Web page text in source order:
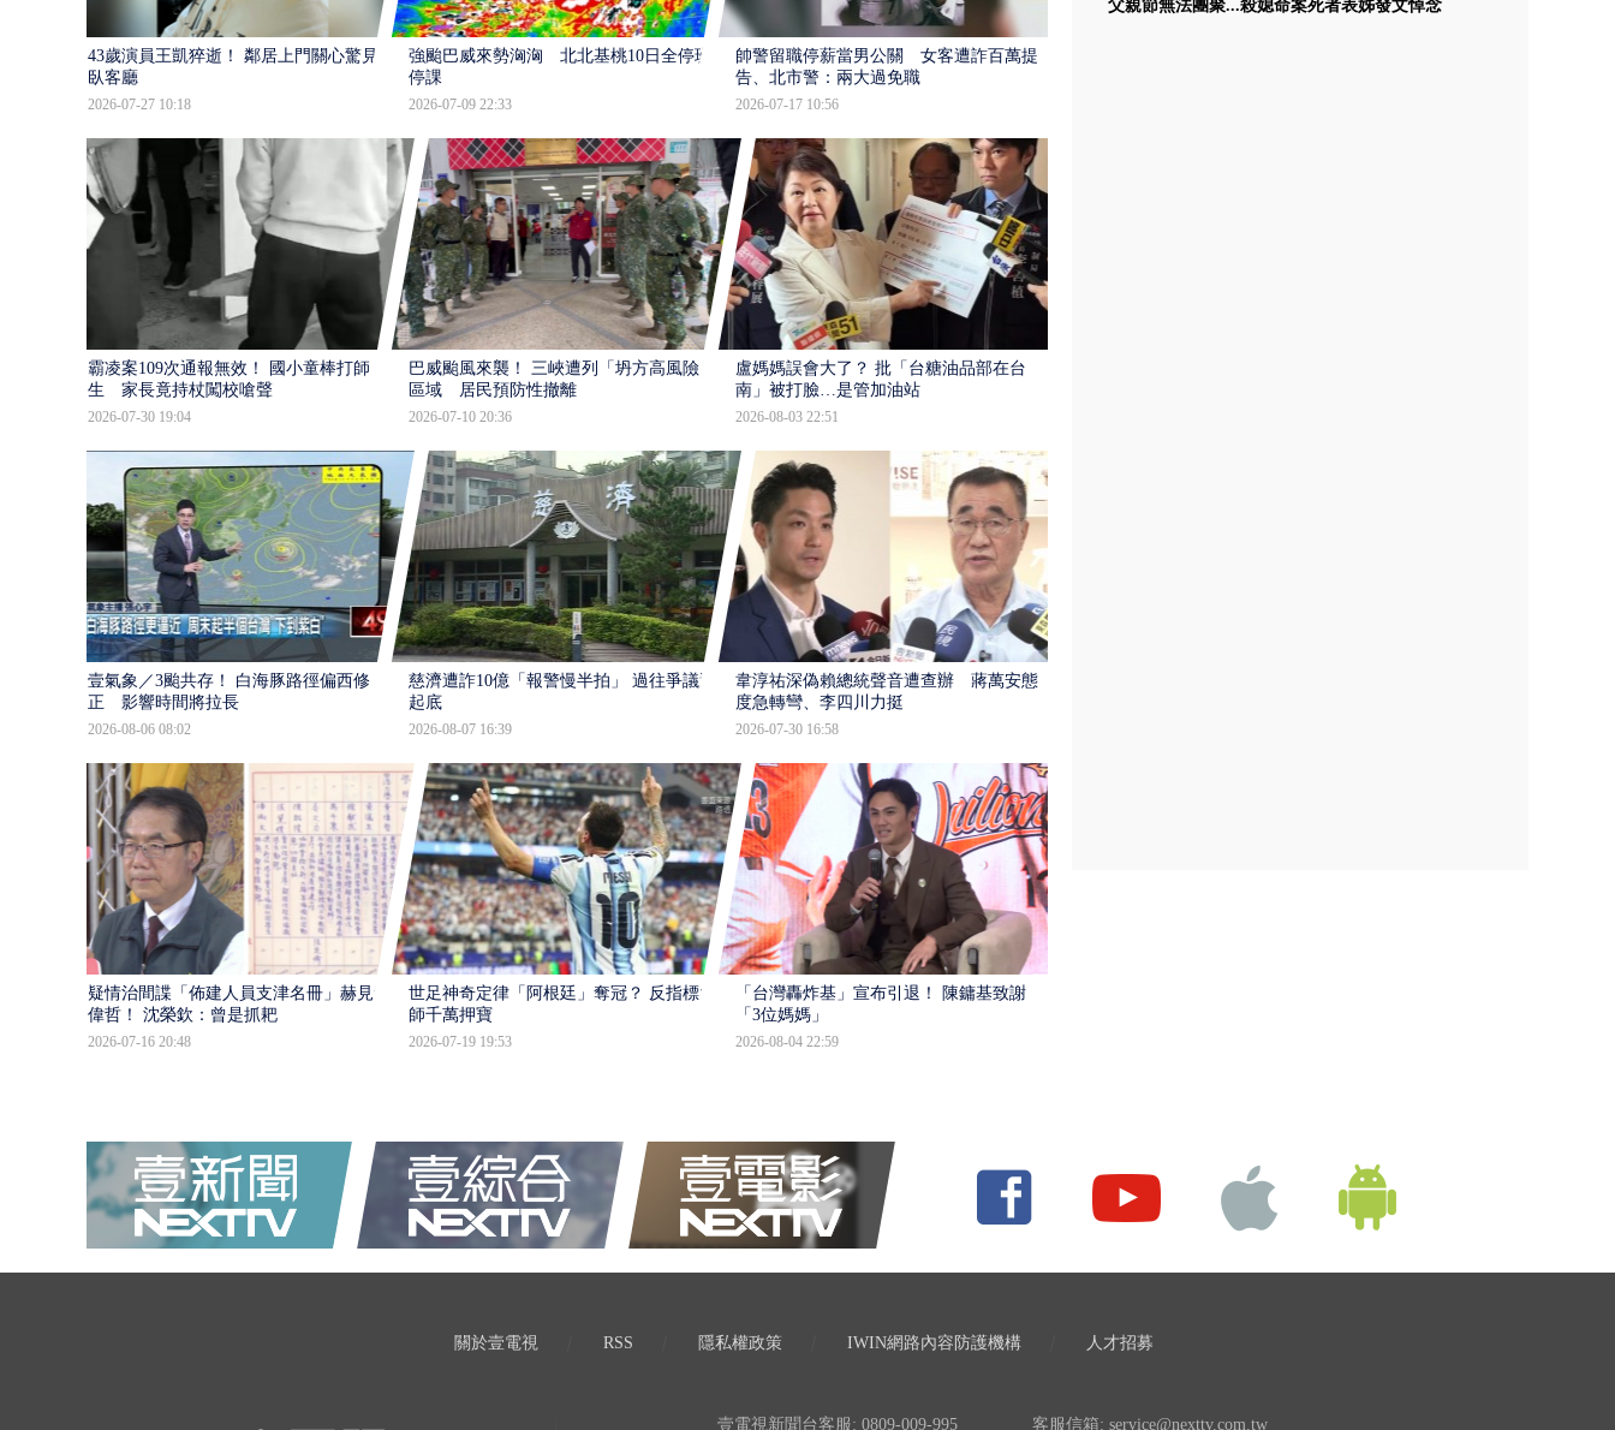
43歲演員王凱猝逝！ 鄰居上門關心驚見倒
臥客廳
2026-07-27 10:18
強颱巴威來勢洶洶 北北基桃10日全停班
停課
2026-07-09 22:33
帥警留職停薪當男公關 女客遭詐百萬提
告、北市警：兩大過免職
2026-07-17 10:56
霸凌案109次通報無效！ 國小童棒打師
生 家長竟持杖闖校嗆聲
2026-07-30 19:04
巴威颱風來襲！ 三峽遭列「坍方高風險」
區域 居民預防性撤離
2026-07-10 20:36
盧媽媽誤會大了？ 批「台糖油品部在台
南」被打臉…是管加油站
2026-08-03 22:51
壹氣象／3颱共存！ 白海豚路徑偏西修
正 影響時間將拉長
2026-08-06 08:02
慈濟遭詐10億「報警慢半拍」 過往爭議遭
起底
2026-08-07 16:39
韋淳祐深偽賴總統聲音遭查辦 蔣萬安態
度急轉彎、李四川力挺
2026-07-30 16:58
疑情治間諜「佈建人員支津名冊」赫見黃
偉哲！ 沈榮欽：曾是抓耙
2026-07-16 20:48
世足神奇定律「阿根廷」奪冠？ 反指標大
師千萬押寶
2026-07-19 19:53
「台灣轟炸基」宣布引退！ 陳鏞基致謝
「3位媽媽」
2026-08-04 22:59
父親節無法團聚...殺媳命案死者表姊發文悼念
關於壹電視 RSS 隱私權政策 IWIN網路內容防護機構 人才招募
壹電視新聞台客服: 0809-009-995 客服信箱: service@nexttv.com.tw